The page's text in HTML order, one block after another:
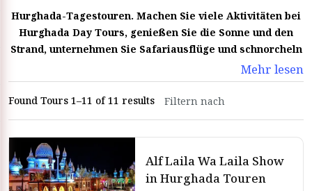
Hurghada-Tagestouren. Machen Sie viele Aktivitäten bei
Hurghada Day Tours, genießen Sie die Sonne und den
Strand, unternehmen Sie Safariausflüge und schnorcheln
Sie an den besten Orten der Welt bei Hurghada Tours.
Mehr lesen
Found Tours 1–11 of 11 results
Alf Laila Wa Laila Show
in Hurghada Touren